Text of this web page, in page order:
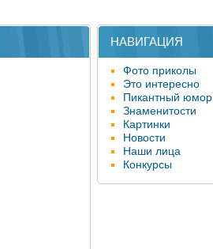
НАВИГАЦИЯ
Фото приколы
Это интересно
Пикантный юмор
Знаменитости
Картинки
Новости
Наши лица
Конкурсы